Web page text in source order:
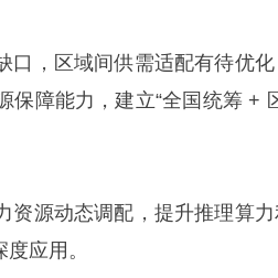
口，区域间供需适配有待优
障能力，建立“全国统筹
资源动态调配，提升推理算
应用。